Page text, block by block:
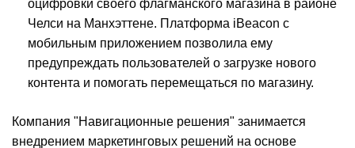
оцифровки своего флагманского магазина в районе
Челси на Манхэттене. Платформа iBeacon с
мобильным приложением позволила ему
предупреждать пользователей о загрузке нового
контента и помогать перемещаться по магазину.
Компания "Навигационные решения" занимается
внедрением маркетинговых решений на основе